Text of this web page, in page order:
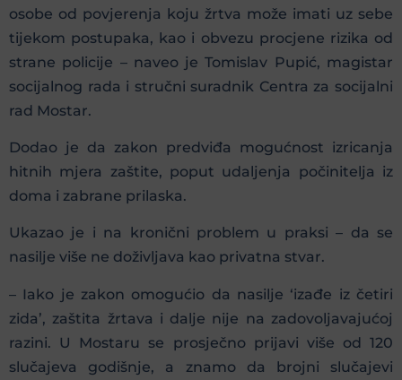
osobe od povjerenja koju žrtva može imati uz sebe
tijekom postupaka, kao i obvezu procjene rizika od
strane policije – naveo je Tomislav Pupić, magistar
socijalnog rada i stručni suradnik Centra za socijalni
rad Mostar.
Dodao je da zakon predviđa mogućnost izricanja
hitnih mjera zaštite, poput udaljenja počinitelja iz
doma i zabrane prilaska.
Ukazao je i na kronični problem u praksi – da se
nasilje više ne doživljava kao privatna stvar.
– Iako je zakon omogućio da nasilje ‘izađe iz četiri
zida’, zaštita žrtava i dalje nije na zadovoljavajućoj
razini. U Mostaru se prosječno prijavi više od 120
slučajeva godišnje, a znamo da brojni slučajevi